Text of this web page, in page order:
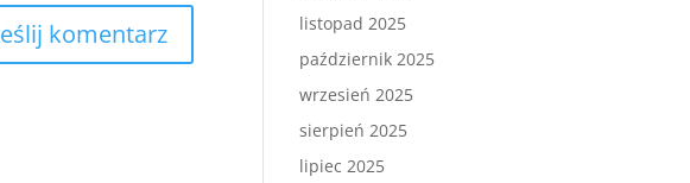
listopad 2025
październik 2025
wrzesień 2025
sierpień 2025
lipiec 2025